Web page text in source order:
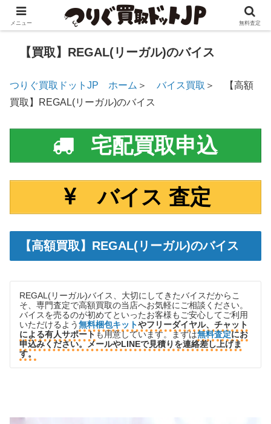
【買取】REGAL(リーガル)のバイス
つりぐ買取ドットJP ホーム ＞ バイス買取 ＞ 【高額
買取】REGAL(リーガル)のバイス
宅配買取申込
バイス 査定
【高額買取】REGAL(リーガル)のバイス
REGAL(リーガル)バイス、大切にしてきたバイスだからこ
そ、専門査定で高額買取の当店へお気軽にご相談ください。
バイスを売るのが初めてといったお客様もご安心してご利用
いただけるよう無料梱包キットやフリーダイヤル、チャット
による有人サポートも用意しています。まずは無料査定にお
申込みください。メールやLINEで見積りを連絡差し上げま
す。
メニュー 無料査定